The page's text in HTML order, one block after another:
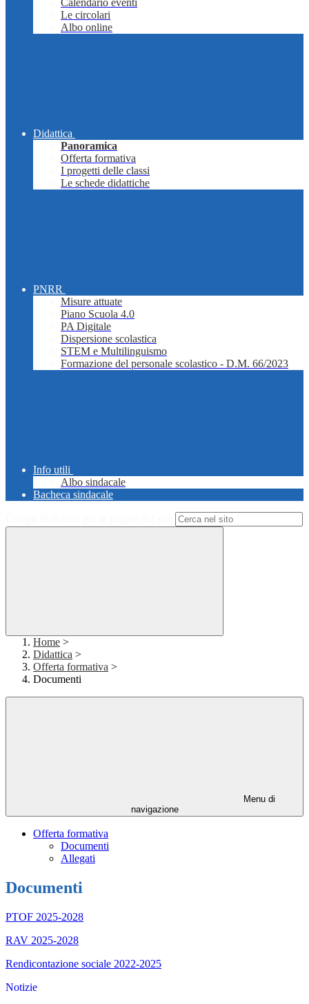
Calendario eventi
Le circolari
Albo online
Didattica
Panoramica
Offerta formativa
I progetti delle classi
Le schede didattiche
PNRR
Misure attuate
Piano Scuola 4.0
PA Digitale
Dispersione scolastica
STEM e Multilinguismo
Formazione del personale scolastico - D.M. 66/2023
Info utili
Albo sindacale
Bacheca sindacale
Home >
Didattica >
Offerta formativa >
Documenti
Menu di
navigazione
Offerta formativa
Documenti
Allegati
Documenti
PTOF 2025-2028
RAV 2025-2028
Rendicontazione sociale 2022-2025
Notizie